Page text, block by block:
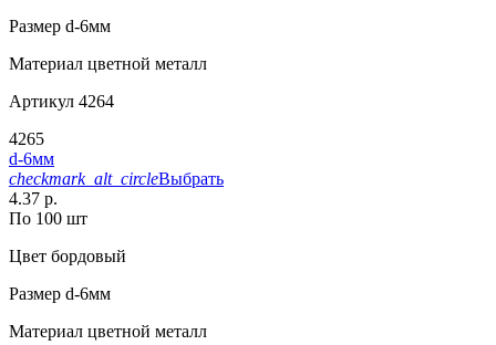
Размер d-6мм
Материал цветной металл
Артикул 4264
4265
d-6мм
checkmark_alt_circleВыбрать
4.37 р.
По 100 шт
Цвет бордовый
Размер d-6мм
Материал цветной металл